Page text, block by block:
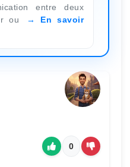
entre deux
ou
En savoir
0